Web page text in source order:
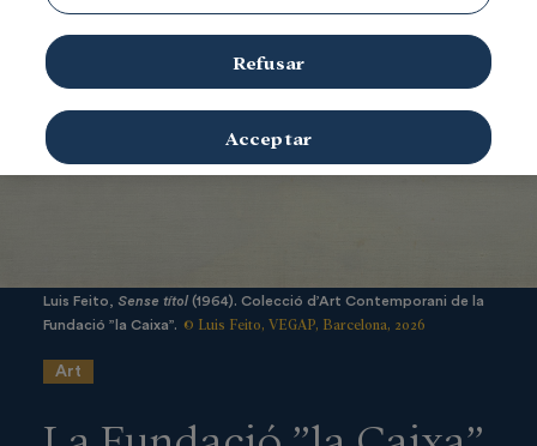
Luis Feito, Sense títol (1964). Colecció d’Art Contemporani de la
Fundació ”la Caixa”. © Luis Feito, VEGAP, Barcelona, 2026
Art
Refusar
Acceptar